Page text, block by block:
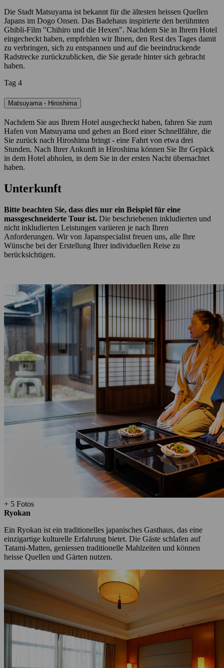
Die Stadt Matsuyama ist bekannt für die ältesten heissen Quellen
Japans im Dogo Onsen. Das Badehaus inspirierte den berühmten
Ghibli-Film "Chihiro und die Hexen". Nachdem Sie in Ihrem Hotel
eingecheckt haben, empfehlen wir Ihnen, den Rest des Tages damit
zu verbringen, sich zu entspannen und auf die beeindruckende
Radstrecke zurückzublicken, die Sie gerade hinter sich gebracht
haben.
Tag 4
Matsuyama - Hiroshima
Nachdem Sie aus Ihrem Hotel ausgecheckt haben, fahren Sie zum
Hafen von Matsuyama und gehen an Bord einer Schnellfähre, die
Sie zurück nach Hiroshima bringt - eine Fahrt von etwa drei
Stunden. Nach Ihrer Ankunft in Hiroshima können Sie Ihr Gepäck
in dem Hotel abholen, in dem Sie in der ersten Nacht übernachtet
haben.
Unterkunft
Bitte beachten Sie, dass dies nur ein Beispiel für eine
massgeschneiderte Tour ist. Die beschriebenen inkludierten und
nicht inkludierten Leistungen variieren je nach Ihren
Anforderungen. Wir von Japanspecialist freuen uns, alle Ihre
Wünsche bei der Erstellung Ihrer individuellen Reise zu
berücksichtigen.
+ 5 Fotos
Ryokan
Ein Ryokan ist ein traditionelles japanisches Gasthaus, das eine
einzigartige kulturelle Erfahrung bietet. Die Gäste schlafen auf
Tatami-Matten, geniessen traditionelle Mahlzeiten und können
heisse Quellen und Gärten nutzen.